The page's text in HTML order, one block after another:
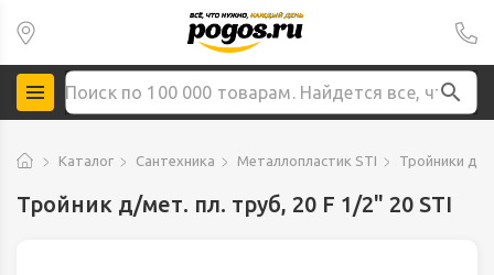
Каталог Сантехника Металлопластик STI Тройники д/
Тройник д/мет. пл. труб, 20 F 1/2" 20 STI